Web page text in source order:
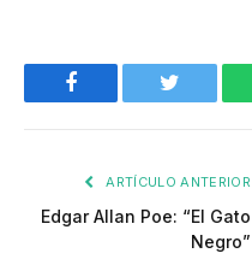
Facebook Twitter
ARTÍCULO ANTERIOR
Edgar Allan Poe: “El Gato
Negro”